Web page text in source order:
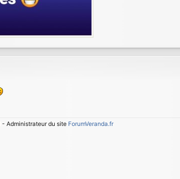
- Administrateur du site ForumVeranda.fr